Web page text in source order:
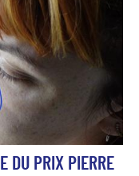
DU PRIX PIERRE